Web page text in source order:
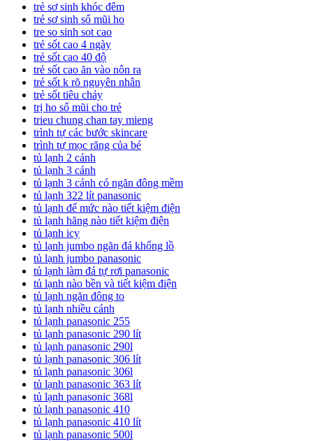
trẻ sơ sinh khóc đêm
trẻ sơ sinh sổ mũi ho
tre so sinh sot cao
trẻ sốt cao 4 ngày
trẻ sốt cao 40 độ
trẻ sốt cao ăn vào nôn ra
trẻ sốt k rõ nguyên nhân
trẻ sốt tiêu chảy
trị ho sổ mũi cho trẻ
trieu chung chan tay mieng
trình tự các bước skincare
trình tự mọc răng của bé
tủ lạnh 2 cánh
tủ lạnh 3 cánh
tủ lạnh 3 cánh có ngăn đông mềm
tủ lạnh 322 lít panasonic
tủ lạnh để mức nào tiết kiệm điện
tủ lạnh hãng nào tiết kiệm điện
tủ lạnh icy
tủ lạnh jumbo ngăn đá khổng lồ
tủ lạnh jumbo panasonic
tủ lạnh làm đá tự rơi panasonic
tủ lạnh nào bền và tiết kiệm điện
tủ lạnh ngăn đông to
tủ lạnh nhiều cánh
tủ lạnh panasonic 255
tủ lạnh panasonic 290 lít
tủ lạnh panasonic 290l
tủ lạnh panasonic 306 lít
tủ lạnh panasonic 306l
tủ lạnh panasonic 363 lít
tủ lạnh panasonic 368l
tủ lạnh panasonic 410
tủ lạnh panasonic 410 lít
tủ lạnh panasonic 500l